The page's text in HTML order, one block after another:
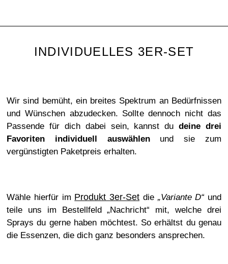
INDIVIDUELLES 3ER-SET
Wir sind bemüht, ein breites Spektrum an Bedürfnissen
und Wünschen abzudecken. Sollte dennoch nicht das
Passende für dich dabei sein, kannst dudeine drei
Favoriten individuell auswählenund sie zum
vergünstigten Paketpreis erhalten.
Wähle hierfür im Produkt 3er-Set die „Variante D“und
teile uns im Bestellfeld „Nachricht“ mit, welche drei
Sprays du gerne haben möchtest. So erhältst du genau
die Essenzen, die dich ganz besonders ansprechen.